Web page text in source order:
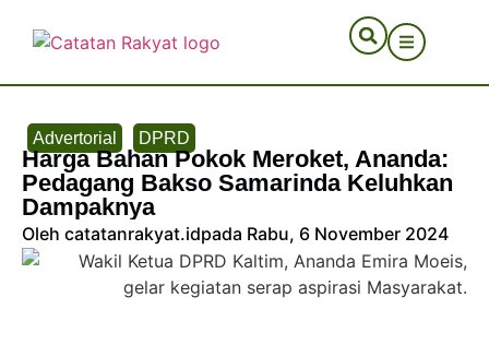
Advertorial DPRD
Harga Bahan Pokok Meroket, Ananda:
Pedagang Bakso Samarinda Keluhkan
Dampaknya
Oleh catatanrakyat.idpada Rabu, 6 November 2024